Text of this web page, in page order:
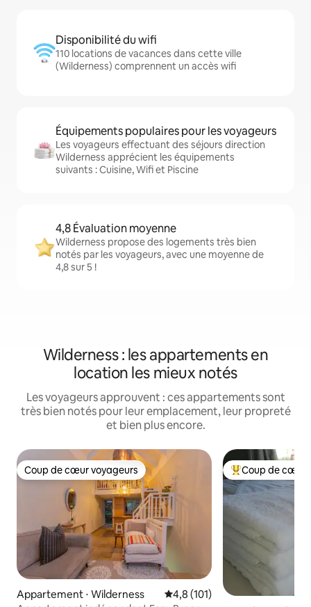
Disponibilité du wifi
110 locations de vacances dans cette ville
(Wilderness) comprennent un accès wifi
Équipements populaires pour les voyageurs
Les voyageurs effectuant des séjours direction
Wilderness apprécient les équipements
suivants : Cuisine, Wifi et Piscine
4,8 Évaluation moyenne
Wilderness propose des logements très bien
notés par les voyageurs, avec une moyenne de
4,8 sur 5 !
Wilderness : les appartements en
location les mieux notés
Les voyageurs approuvent : ces appartements sont
très bien notés pour leur emplacement, leur propreté
et bien plus encore.
Coup de cœur voyageurs
Coup de cœur voyageurs
Appartement ⋅ Wilderness Évaluation moyenne sur la
4,8 (101)
Coups de cœur
Coup de cœur